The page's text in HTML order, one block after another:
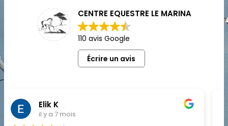
CENTRE EQUESTRE LE MARINA
110 avis Google
Écrire un avis
Florence A
il y a 9 mois